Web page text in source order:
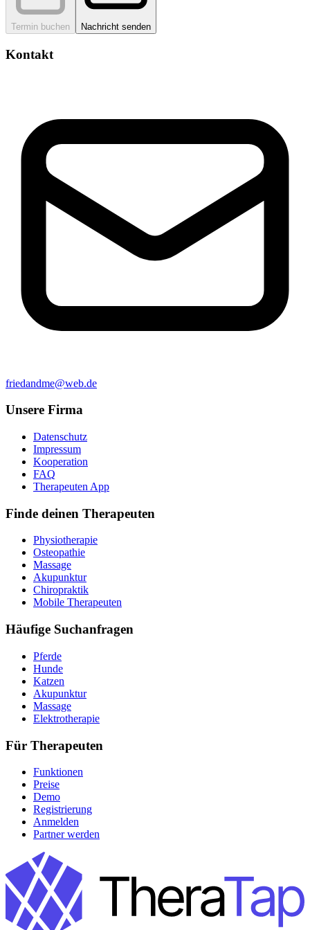
Termin buchen Nachricht senden
Kontakt
friedandme@web.de
Unsere Firma
Datenschutz
Impressum
Kooperation
FAQ
Therapeuten App
Finde deinen Therapeuten
Physiotherapie
Osteopathie
Massage
Akupunktur
Chiropraktik
Mobile Therapeuten
Häufige Suchanfragen
Pferde
Hunde
Katzen
Akupunktur
Massage
Elektrotherapie
Für Therapeuten
Funktionen
Preise
Demo
Registrierung
Anmelden
Partner werden